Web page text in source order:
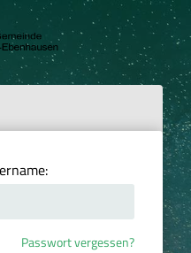
Passwort vergessen?